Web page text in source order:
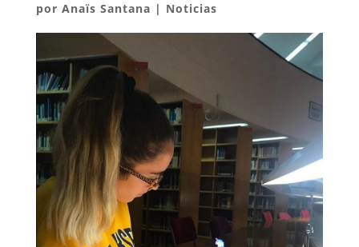
por Anaïs Santana | Noticias